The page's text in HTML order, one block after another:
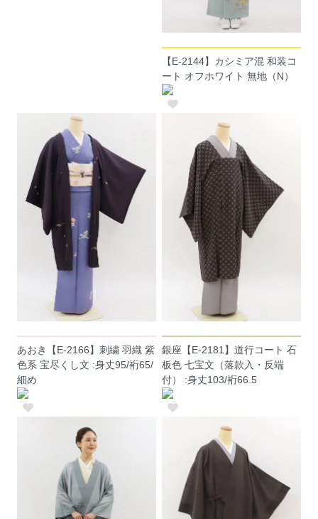
【E-2144】カシミア混 和装コ
ート オフホワイト 無地（N）
あおき【E-2166】刺繍 羽織 紫
色系 宝尽くし文 :身丈95/裄65/
細め
銀座【E-2181】道行コート 石
板色 七宝文（落款入・反端
付） :身丈103/裄66.5